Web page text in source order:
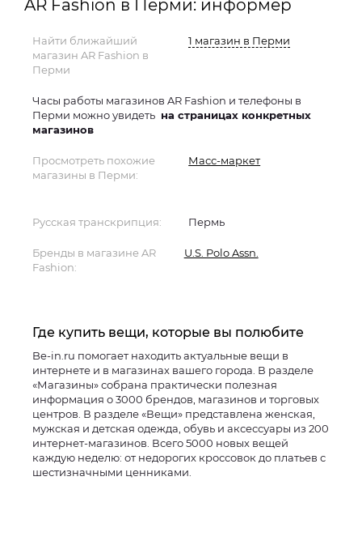
AR Fashion в Перми: информер
Найти ближайший
магазин AR Fashion в
Перми
1 магазин в Перми
Часы работы магазинов AR Fashion и телефоны в
Перми можно увидеть на страницах конкретных
магазинов
Просмотреть похожие
магазины в Перми:
Масс-маркет
Русская транскрипция: Пермь
Бренды в магазине AR
Fashion:
U.S. Polo Assn.
Где купить вещи, которые вы полюбите
Be-in.ru помогает находить актуальные вещи в
интернете и в магазинах вашего города. В разделе
«Магазины» собрана практически полезная
информация о 3000 брендов, магазинов и торговых
центров. В разделе «Вещи» представлена женская,
мужская и детская одежда, обувь и аксессуары из 200
интернет-магазинов. Всего 5000 новых вещей
каждую неделю: от недорогих кроссовок до платьев с
шестизначными ценниками.